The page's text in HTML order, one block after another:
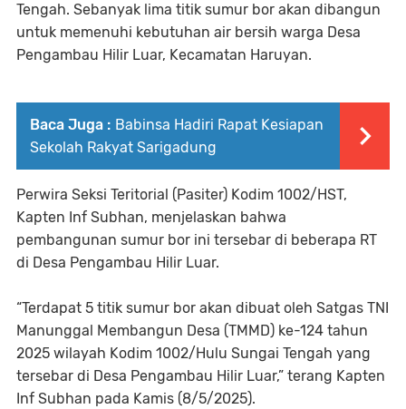
Tengah. Sebanyak lima titik sumur bor akan dibangun
untuk memenuhi kebutuhan air bersih warga Desa
Pengambau Hilir Luar, Kecamatan Haruyan.
Baca Juga : Babinsa Hadiri Rapat Kesiapan
Sekolah Rakyat Sarigadung
Perwira Seksi Teritorial (Pasiter) Kodim 1002/HST,
Kapten Inf Subhan, menjelaskan bahwa
pembangunan sumur bor ini tersebar di beberapa RT
di Desa Pengambau Hilir Luar.
“Terdapat 5 titik sumur bor akan dibuat oleh Satgas TNI
Manunggal Membangun Desa (TMMD) ke-124 tahun
2025 wilayah Kodim 1002/Hulu Sungai Tengah yang
tersebar di Desa Pengambau Hilir Luar,” terang Kapten
Inf Subhan pada Kamis (8/5/2025).